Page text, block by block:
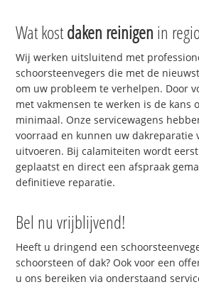
Wat kostdaken reinigen in
Wij werken uitsluitend met
schoorsteenvegers die met de
om uw probleem te verhelpen. Door
met vakmensen te werken is de kans
minimaal. Onze servicewagens
voorraad en kunnen uw dakreparatie
uitvoeren. Bij calamiteiten wordt
geplaatst en direct een afspraak
definitieve reparatie.
Bel nu vrijblijvend!
Heeft u dringend een
schoorsteen of dak? Ook voor een
u ons bereiken via onderstaand